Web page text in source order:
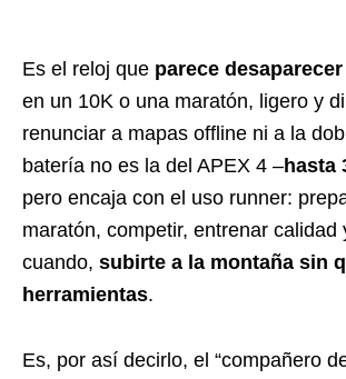
Es el reloj que parece
en un 10K o una maratón, ligero y
renunciar a mapas offline ni a la
batería no es la del APEX 4 –hasta
pero encaja con el uso runner:
maratón, competir, entrenar calidad
cuando, subirte a la montaña sin
herramientas.
Es, por así decirlo, el “compañero